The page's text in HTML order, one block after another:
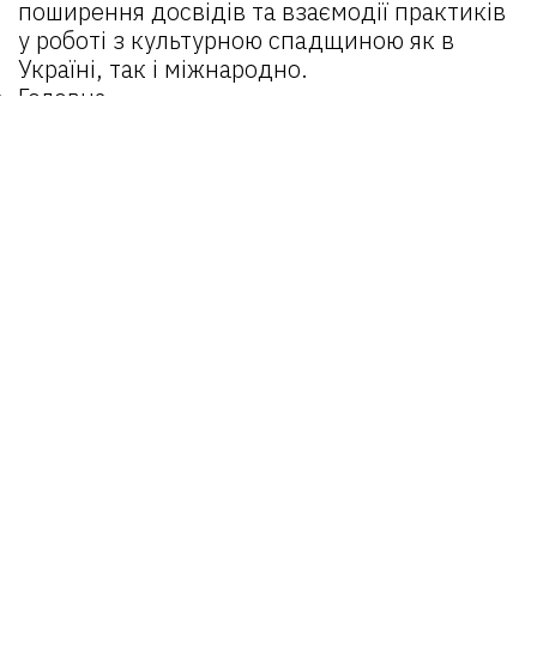
поширення досвідів та взаємодії практиків
у роботі з культурною спадщиною як в
Україні, так і міжнародно.
Головна